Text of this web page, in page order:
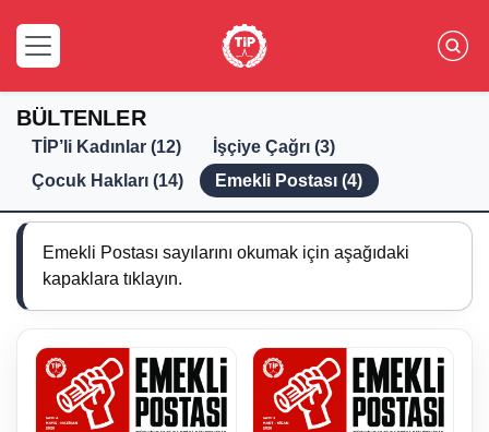
BÜLTENLER
TİP’li Kadınlar (12)
İşçiye Çağrı (3)
Çocuk Hakları (14)
Emekli Postası (4)
Emekli Postası sayılarını okumak için aşağıdaki
kapaklara tıklayın.